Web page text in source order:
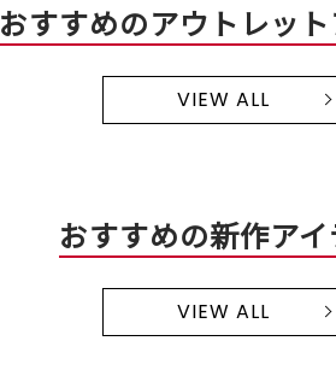
おすすめのアウトレッ
VIEW ALL
おすすめの新作ア
VIEW ALL